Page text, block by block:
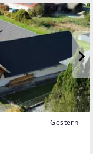
Gestern